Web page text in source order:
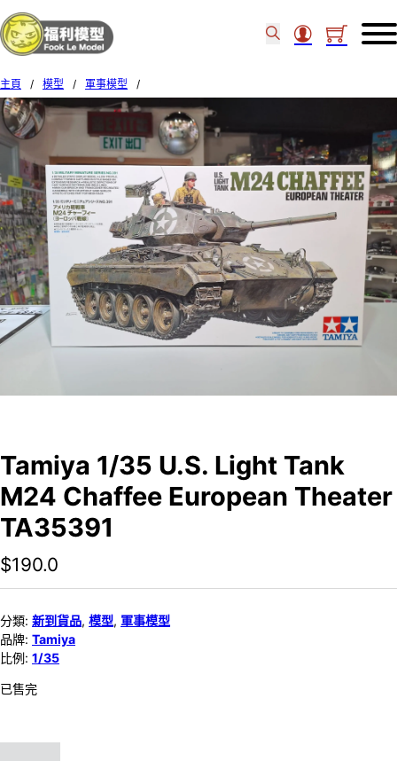
主頁 / 模型 / 軍事模型
/
Tamiya 1/35 U.S. Light Tank M24 Chaffee European Theater TA35391
Tamiya 1/35 U.S. Light Tank
M24 Chaffee European Theater
TA35391
$190.0
分類: 新到貨品, 模型, 軍事模型
品牌: Tamiya
比例: 1/35
已售完